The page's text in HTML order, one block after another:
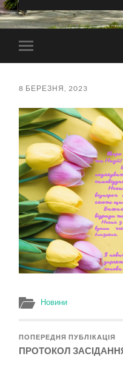
Перемкнути
мобільне
8 БЕРЕЗНЯ, 2023
Новини
ПОПЕРЕДНЯ ПУБЛІКАЦІЯ
ПРОТОКОЛ